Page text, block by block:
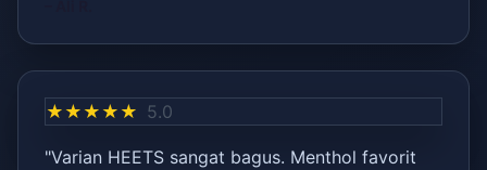
★★★★★ 5.0
"Varian HEETS sangat bagus. Menthol favorit